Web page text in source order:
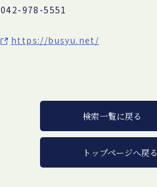
042-978-5551
https://busyu.net/
検索一覧に戻る
トップページへ戻る